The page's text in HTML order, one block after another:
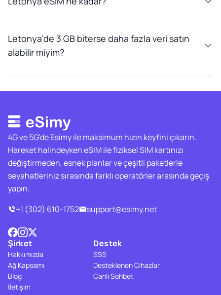
Letonya'de 3 GB biterse daha fazla veri satın
alabilir miyim?
4G ve 5G'de Esimy ile maksimum hızın keyfini çıkarın.
Hareket halindeyken eSIM ile fiziksel SIM kartınızı
değiştirmeden, esnek planlar ve çeşitli paketlerle
seyahatleriniz sırasında farklı operatörler arasında geçiş
yapın.
+1 (302) 610-1752
support@esimy.net
Şirket
Hakkımızda
Ağ Kapsamı
Blog
İletişim
Destek
SSS
Desteklenen Cihazlar
Canlı Sohbet